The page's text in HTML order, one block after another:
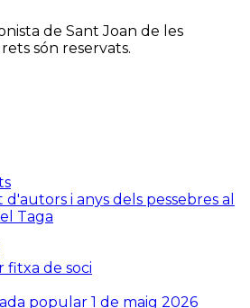
de Sant Joan de les
són reservats.
d'autors i anys dels pessebres al
Taga
fitxa de soci
popular 1 de maig 2026